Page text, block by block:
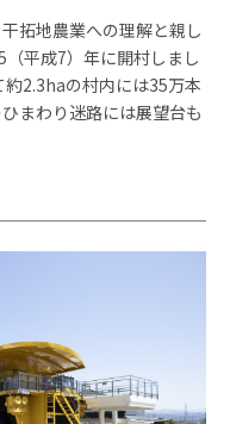
拓地農業への理解と親し
平成7）年に開村しまし
2.3haの村内には35万本
まわり迷路には展望台も